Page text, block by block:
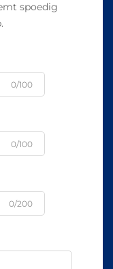
spoedig
0/100
0/100
0/200